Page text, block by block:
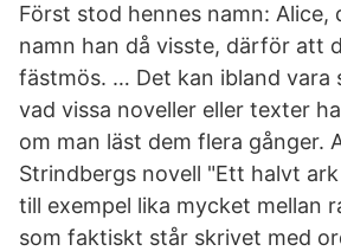
Först stod hennes namn: Alice,
namn han då visste, därför att
fästmös. … Det kan ibland vara
vad vissa noveller eller texter
om man läst dem flera gånger.
Strindbergs novell "Ett halvt
till exempel lika mycket mellan
som faktiskt står skrivet med